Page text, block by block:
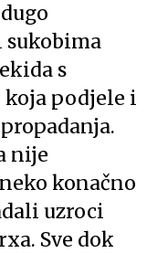
sukobima
s
podjele i
nije
konačno
uzroci
Sve dok